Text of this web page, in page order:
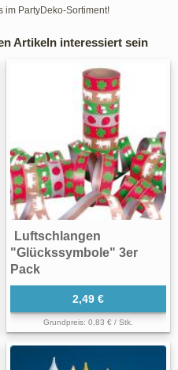
im PartyDeko-Sortiment!
Artikeln interessiert sein
Luftschlangen
"Glückssymbole" 3er
Pack
2,49 €
Grundpreis: 0,83 € / Stk.